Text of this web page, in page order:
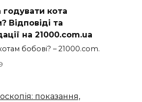
кота
Відповіді та
на 21000.com.ua
бобові? – 21000.com.
показання,